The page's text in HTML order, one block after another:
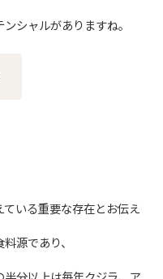
シャルがありますね。
いる重要な存在とお伝え
源であり、